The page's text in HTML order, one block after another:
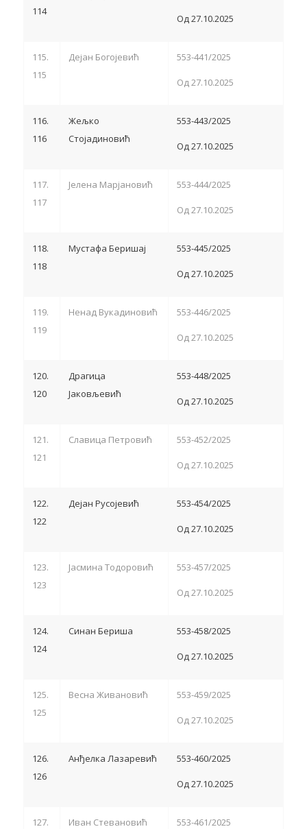
114
Од 27.10.2025
115.
115
Дејан Богојевић 553-441/2025
Од 27.10.2025
116.
116
Жељко
Стојадиновић
553-443/2025
Од 27.10.2025
117.
117
Јелена Марјановић 553-444/2025
Од 27.10.2025
118.
118
Мустафа Беришај 553-445/2025
Од 27.10.2025
119.
119
Ненад Вукадиновић 553-446/2025
Од 27.10.2025
120.
120
Драгица
Јаковљевић
553-448/2025
Од 27.10.2025
121.
121
Славица Петровић 553-452/2025
Од 27.10.2025
122.
122
Дејан Русојевић 553-454/2025
Од 27.10.2025
123.
123
Јасмина Тодоровић 553-457/2025
Од 27.10.2025
124.
124
Синан Бериша 553-458/2025
Од 27.10.2025
125.
125
Весна Живановић 553-459/2025
Од 27.10.2025
126.
126
Анђелка Лазаревић 553-460/2025
Од 27.10.2025
127.
Иван Стевановић 553-461/2025